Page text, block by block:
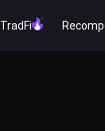
TradFi